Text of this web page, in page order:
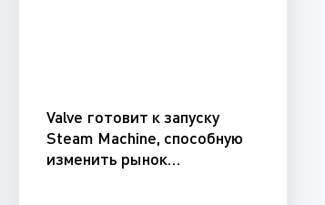
Valve готовит к запуску
Steam Machine, способную
изменить рынок…